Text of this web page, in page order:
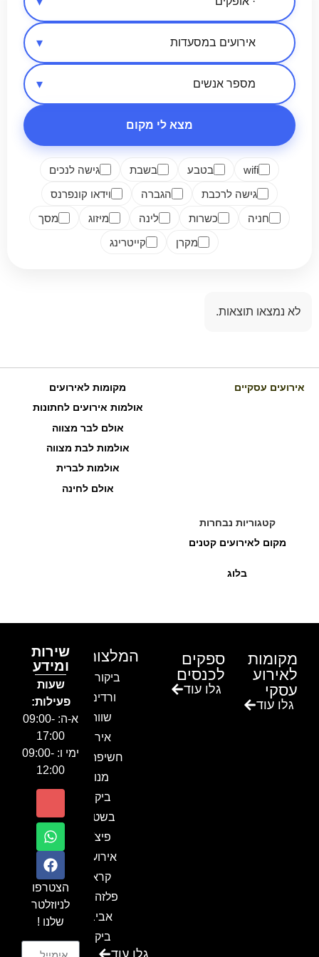
אזור בארץ
סיווג מקום
מספר אנשים
מצא לי מקום
wifi בטבע בשבת
גישה לנכים
גישה לרכבת
הגברה
וידאו קונפרנס
חניה
כשרות לינה מיזוג
מסך
מקרן
קייטרינג
לא נמצאו תוצאות.
אירועים עסקיים
מקומות לאירועים
אולמות אירועים לחתונות
אולם לבר מצווה
אולמות לבת מצווה
אולמות לברית
אולם לחינה
קטגוריות נבחרות
מקום לאירועים קטנים
בלוג
מקומות
לאירוע
עסקי
גלו עוד
ספקים
לכנסים
גלו עוד
המלצות
ביקור בגן
ורדים –
שווה!!
אירוע
חשיפה- זיו
מנור
ביקור
בשטח-
פיצ'ר
אירועים
קראון
פלזה תל
אביב-
ביקור
גלו עוד
שירות
ומידע
שעות
פעילות:
א-ה: 09:00-
17:00
ימי ו: 09:00-
12:00
הצטרפו
לניוזלטר
שלנו !